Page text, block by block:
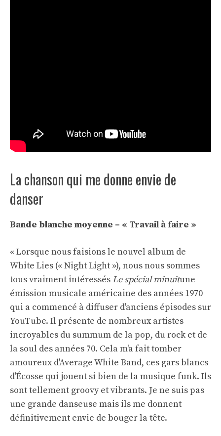
La chanson qui me donne envie de
danser
Bande blanche moyenne – « Travail à faire »
« Lorsque nous faisions le nouvel album de
White Lies (« Night Light »), nous nous sommes
tous vraiment intéressés Le spécial minuitune
émission musicale américaine des années 1970
qui a commencé à diffuser d'anciens épisodes sur
YouTube. Il présente de nombreux artistes
incroyables du summum de la pop, du rock et de
la soul des années 70. Cela m'a fait tomber
amoureux d'Average White Band, ces gars blancs
d'Écosse qui jouent si bien de la musique funk. Ils
sont tellement groovy et vibrants. Je ne suis pas
une grande danseuse mais ils me donnent
définitivement envie de bouger la tête.